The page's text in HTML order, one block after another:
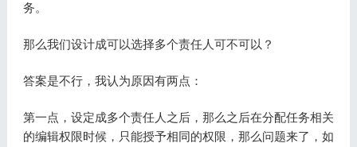
务。
那么我们设计成可以选择多个责任人可不可以？
答案是不行，我认为原因有两点：
第一点，设定成多个责任人之后，那么之后在分配任务相关
的编辑权限时候，只能授予相同的权限，那么问题来了，如